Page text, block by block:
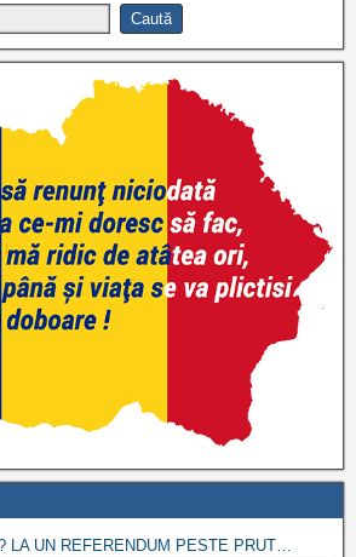
LA UN REFERENDUM PESTE PRUT…